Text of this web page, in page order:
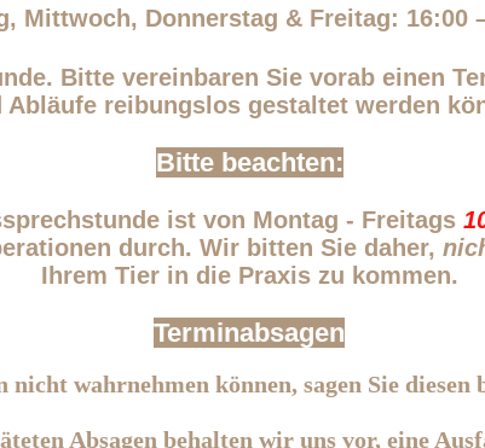
Mittwoch, Donnerstag & Freitag: 16:00
Bitte vereinbaren Sie vorab einen
Abläufe reibungslos gestaltet werden
Bitte beachten:
ist von Montag - Freitags
durch. Wir bitten Sie daher,
Ihrem Tier in die Praxis zu kommen.
Terminabsagen
wahrnehmen können, sagen Sie
Absagen behalten wir uns vor, eine